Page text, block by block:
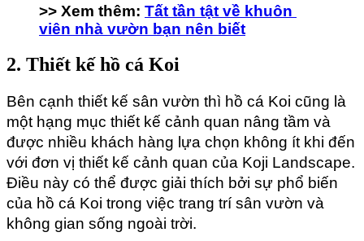
>> Xem thêm: Tất tần tật về khuôn
viên nhà vườn bạn nên biết
2. Thiết kế hồ cá Koi
Bên cạnh thiết kế sân vườn thì hồ cá Koi cũng là
một hạng mục thiết kế cảnh quan nâng tầm và
được nhiều khách hàng lựa chọn không ít khi đến
với đơn vị thiết kế cảnh quan của Koji Landscape.
Điều này có thể được giải thích bởi sự phổ biến
của hồ cá Koi trong việc trang trí sân vườn và
không gian sống ngoài trời.